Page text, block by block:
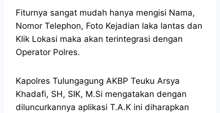
Fiturnya sangat mudah hanya mengisi Nama,
Nomor Telephon, Foto Kejadian laka lantas dan
Klik Lokasi maka akan terintegrasi dengan
Operator Polres.
Kapolres Tulungagung AKBP Teuku Arsya
Khadafi, SH, SIK, M.Si mengatakan dengan
diluncurkannya aplikasi T.A.K ini diharapkan